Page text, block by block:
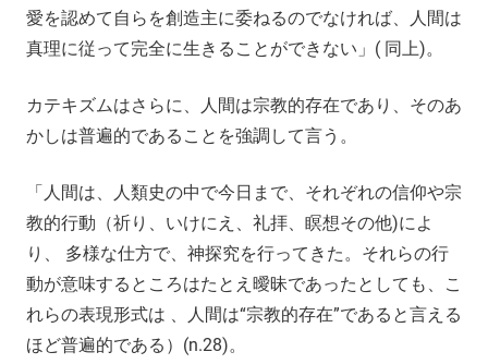
愛を認めて自らを創造主に委ねるのでなければ、人間は
真理に従って完全に生きることができない」( 同上)。
カテキズムはさらに、人間は宗教的存在であり、そのあ
かしは普遍的であることを強調して言う。
「人間は、人類史の中で今日まで、それぞれの信仰や宗
教的行動（祈り、いけにえ、礼拝、瞑想その他)によ
り、 多様な仕方で、神探究を行ってきた。それらの行
動が意味するところはたとえ曖昧であったとしても、こ
れらの表現形式は 、人間は“宗教的存在”であると言える
ほど普遍的である）(n.28)。